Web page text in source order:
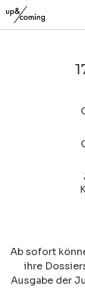
Ab sofort
ihre
Ausgabe der